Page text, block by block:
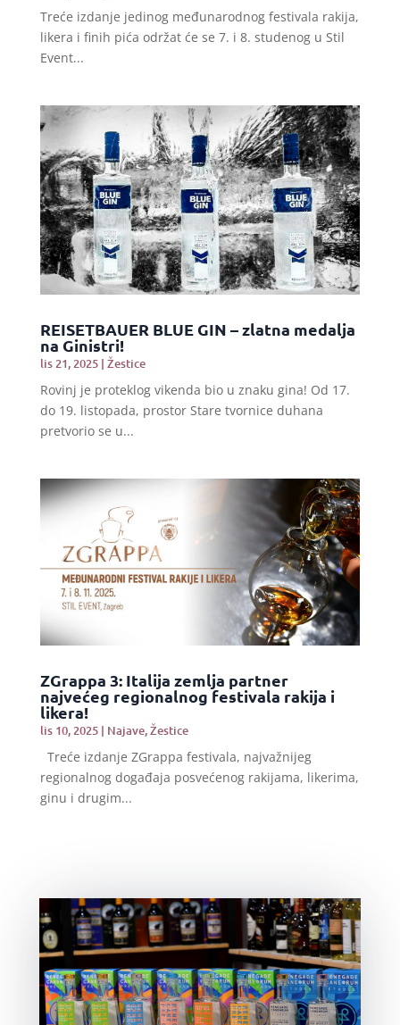
Treće izdanje jedinog međunarodnog festivala rakija,
likera i finih pića održat će se 7. i 8. studenog u Stil
Event...
REISETBAUER BLUE GIN – zlatna medalja
na Ginistri!
lis 21, 2025| Žestice
Rovinj je proteklog vikenda bio u znaku gina! Od 17.
do 19. listopada, prostor Stare tvornice duhana
pretvorio se u...
ZGrappa 3: Italija zemlja partner
najvećeg regionalnog festivala rakija i
likera!
lis 10, 2025| Najave,Žestice
Treće izdanje ZGrappa festivala, najvažnijeg
regionalnog događaja posvećenog rakijama, likerima,
ginu i drugim...